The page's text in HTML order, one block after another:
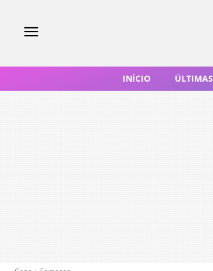
INÍCIO ÚLTIMAS